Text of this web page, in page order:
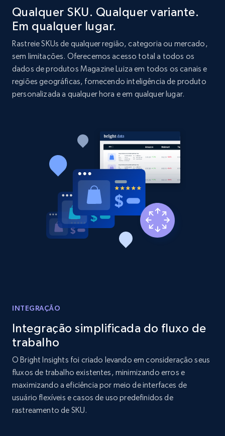
1.9K+ 323+
Etsy - Collect data on products using
specified keywords
1.9K+ Comece agora
Etsy - Collects data from shop's URL
URL, Product id, Listing inventory id, Title, Rating,
Reviews count shop, Reviews count item, Initial
Amazon products search
Asin, URL, Name, Sponsored, Initial price, Final
price, Currency, Sold, and more.
1.6K+ 181+ Comece agora
Qualquer SKU. Qualquer variante.
Em qualquer lugar.
Rastreie SKUs de qualquer região, categoria ou mercado,
sem limitações. Oferecemos acesso total a todos os
dados de produtos Magazine Luiza em todos os canais e
regiões geográficas, fornecendo inteligência de produto
personalizada a qualquer hora e em qualquer lugar.
INTEGRAÇÃO
Integração simplificada do fluxo de
trabalho
O Bright Insights foi criado levando em consideração seus
fluxos de trabalho existentes, minimizando erros e
maximizando a eficiência por meio de interfaces de
usuário flexíveis e casos de uso predefinidos de
rastreamento de SKU.